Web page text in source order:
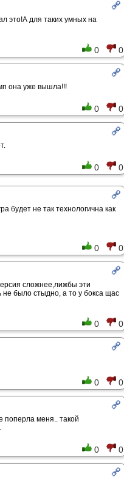
это!А для таких умных на
0 0
она уже вышла!!!
0 0
0 0
будет не так технологична как
0 0
сложнее,лижбы эти
не было стыдно, а то у бокса щас
0 0
0 0
поперла меня.. такой
0 0